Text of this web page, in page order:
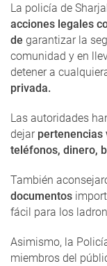
La policía de
acciones legales
de garantizar la
comunidad y en
detener a
privada.
Las autoridades
dejar pertenencias
teléfonos, dinero,
También
documentos
fácil para los
Asimismo, la
miembros del